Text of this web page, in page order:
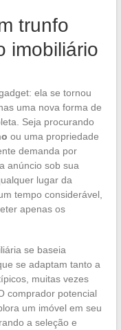
trunfo
imobiliário
ela se tornou
uma nova forma de
Seja procurando
ou uma propriedade
demanda por
anúncio sob sua
lugar da
tempo considerável,
apenas os
se baseia
se adaptam tanto a
muitas vezes
comprador potencial
um imóvel em seu
a seleção e